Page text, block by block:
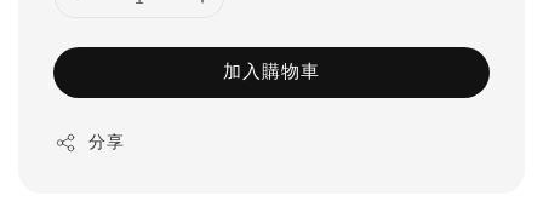
加入購物車
分享